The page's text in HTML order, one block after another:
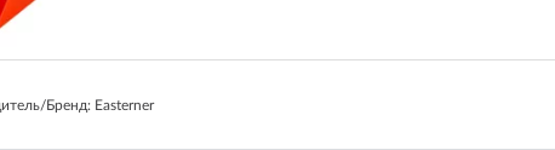
Бренд: Easterner